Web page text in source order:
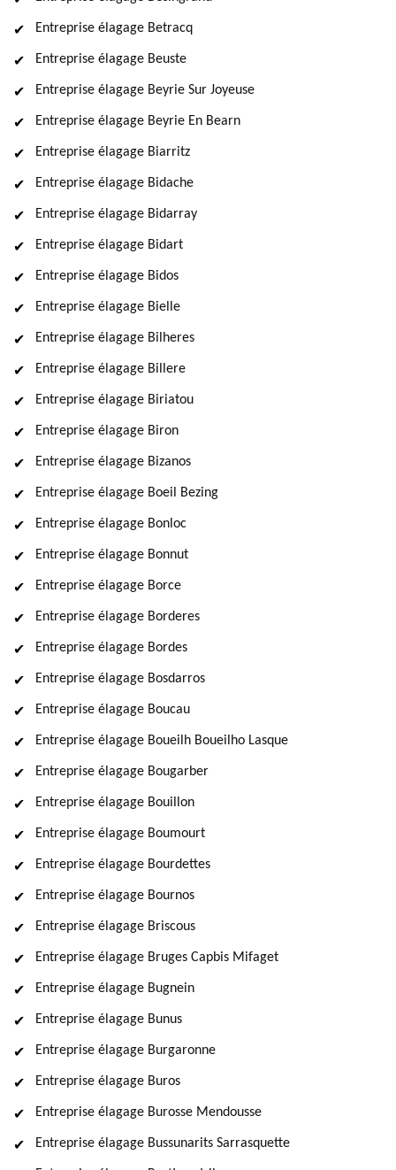
Entreprise élagage Betracq
Entreprise élagage Beuste
Entreprise élagage Beyrie Sur Joyeuse
Entreprise élagage Beyrie En Bearn
Entreprise élagage Biarritz
Entreprise élagage Bidache
Entreprise élagage Bidarray
Entreprise élagage Bidart
Entreprise élagage Bidos
Entreprise élagage Bielle
Entreprise élagage Bilheres
Entreprise élagage Billere
Entreprise élagage Biriatou
Entreprise élagage Biron
Entreprise élagage Bizanos
Entreprise élagage Boeil Bezing
Entreprise élagage Bonloc
Entreprise élagage Bonnut
Entreprise élagage Borce
Entreprise élagage Borderes
Entreprise élagage Bordes
Entreprise élagage Bosdarros
Entreprise élagage Boucau
Entreprise élagage Boueilh Boueilho Lasque
Entreprise élagage Bougarber
Entreprise élagage Bouillon
Entreprise élagage Boumourt
Entreprise élagage Bourdettes
Entreprise élagage Bournos
Entreprise élagage Briscous
Entreprise élagage Bruges Capbis Mifaget
Entreprise élagage Bugnein
Entreprise élagage Bunus
Entreprise élagage Burgaronne
Entreprise élagage Buros
Entreprise élagage Burosse Mendousse
Entreprise élagage Bussunarits Sarrasquette